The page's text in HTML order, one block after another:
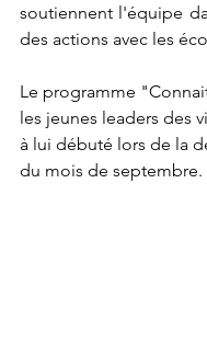
soutiennent l'équipe
des actions avec les
Le programme
les jeunes leaders des
à lui débuté lors de la
du mois de septembre.